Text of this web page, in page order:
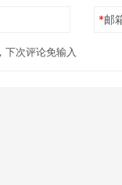
*邮
下次评论免输入